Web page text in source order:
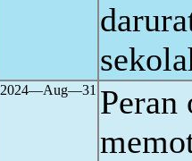
2024―Aug―31 Peran